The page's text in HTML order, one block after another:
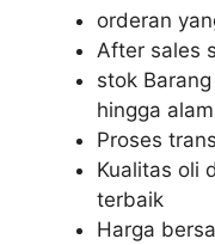
orderan
After sales
stok
hingga
Proses
Kualitas oli
terbaik
Harga